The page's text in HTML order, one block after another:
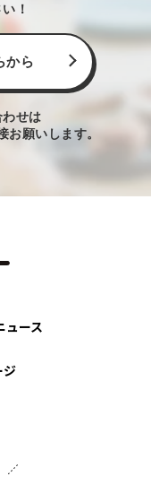
！
から
せは
お願いします。
ュース
ジ